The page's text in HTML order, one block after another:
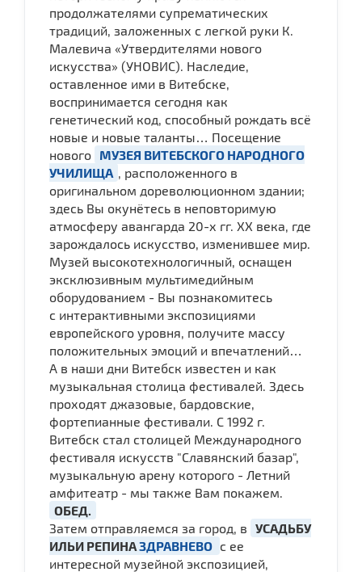
продолжателями супрематических
традиций, заложенных с легкой руки К.
Малевича «Утвердителями нового
искусства» (УНОВИС). Наследие,
оставленное ими в Витебске,
воспринимается сегодня как
генетический код, способный рождать всё
новые и новые таланты… Посещение
нового МУЗЕЯ ВИТЕБСКОГО НАРОДНОГО
УЧИЛИЩА
, расположенного в
оригинальном дореволюционном здании;
здесь Вы окунётесь в неповторимую
атмосферу авангарда 20-х гг. ХХ века, где
зарождалось искусство, изменившее мир.
Музей высокотехнологичный, оснащен
эксклюзивным мультимедийным
оборудованием - Вы познакомитесь
с интерактивными экспозициями
европейского уровня, получите массу
положительных эмоций и впечатлений…
А в наши дни Витебск известен и как
музыкальная столица фестивалей. Здесь
проходят джазовые, бардовские,
фортепианные фестивали. С 1992 г.
Витебск стал столицей Международного
фестиваля искусств "Славянский базар",
музыкальную арену которого - Летний
амфитеатр - мы также Вам покажем.
ОБЕД.
Затем отправляемся за город, в УСАДЬБУ
ИЛЬИ РЕПИНАЗДРАВНЕВО с ее
интересной музейной экспозицией,